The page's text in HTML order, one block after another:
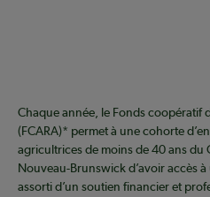
Chaque année, le Fonds coopératif
(FCARA)* permet à une cohorte
agricultrices de moins de 40 ans du
Nouveau-Brunswick d’avoir accès
assorti d’un soutien financier et